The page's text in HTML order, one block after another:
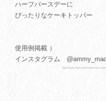
ハーフバースデーに
ぴったりなケーキトッパー
使用例掲載 ）
インスタグラム